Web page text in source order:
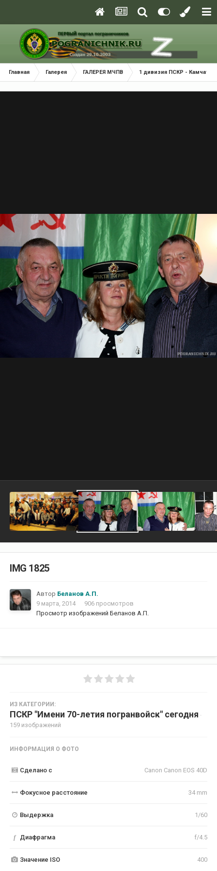
Главная Галерея ГАЛЕРЕЯ МЧПВ 1 дивизия ПСКР - Камчатка
IMG 1825
Автор Беланов А.П.
9 марта, 2014
906 просмотров
Просмотр изображений Беланов А.П.
ИЗ КАТЕГОРИИ:
ПСКР "Имени 70-летия погранвойск" сегодня ·
159 изображений
ИНФОРМАЦИЯ О ФОТО
Сделано с Canon Canon EOS 40D
Фокусное расстояние 34 mm
Выдержка 1/60
f Диафрагма f/4.5
Значение ISO 400